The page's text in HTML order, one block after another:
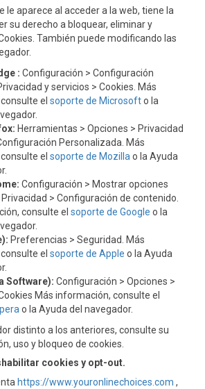
le aparece al acceder a la web, tiene la
su derecho a bloquear, eliminar y
También puede modificando las
: Configuración > Configuración
y servicios > Cookies. Más
el soporte de Microsofto la
Herramientas > Opciones > Privacidad
Personalizada. Más
el soporte de Mozilla o la Ayuda
Configuración > Mostrar opciones
> Configuración de contenido.
consulte el soporte de Google o la
Preferencias > Seguridad. Más
el soporte de Apple o la Ayuda
Software): Configuración > Opciones >
Más información, consulte el
o la Ayuda del navegador.
distinto a los anteriores, consulte su
uso y bloqueo de cookies.
cookies y opt-out.
https://www.youronlinechoices.com ,